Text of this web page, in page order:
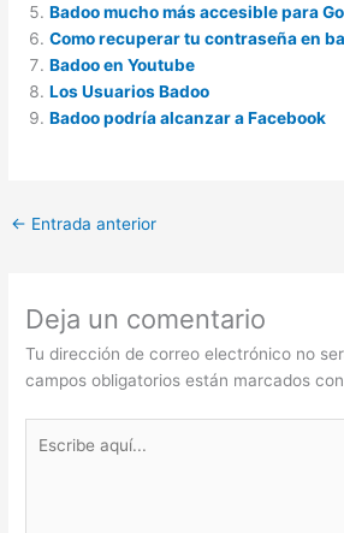
Badoo mucho más accesible para
Como recuperar tu contraseña en
Badoo en Youtube
Los Usuarios Badoo
Badoo podría alcanzar a Facebook
← Entrada anterior
Deja un comentario
Tu dirección de correo electrónico no
campos obligatorios están marcados con
aquí...